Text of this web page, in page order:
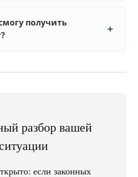
получить
разбор вашей
ситуации
если законных